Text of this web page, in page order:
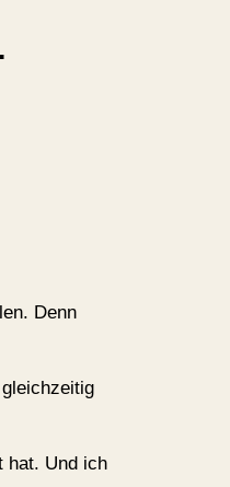
Denn
hat. Und ich